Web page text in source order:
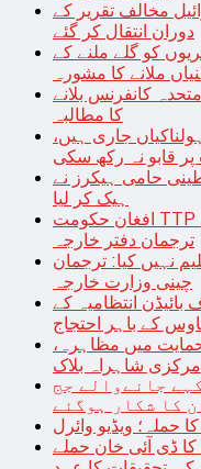
مخالف تقریر کے
دوران انتقال کر گئے
کو گلے ملنے کے
ملانے کا مشورہ
کانفرنس بلانے
کا مطالبہ
جاری ہیں،
پر قابو نہ رکھ سکی
حامی ہیکرز نے
ہیک کر لیا
افغان حکومت TTP قیادت کو پاکستان کے حوالے کرے،
ترجمان دفتر خارجہ
نہیں کیا: ترجمان
چینی وزارت خارجہ
انتظامیہ کے
کے باہر احتجاج
حمایت میں مظاہرہ،
مرکزی شاہراہ بلاک
جانےوالے جج
کا شکار ہوگئے
حملہ؛ ویڈیو وائرل
ڈی آئی خان حملے